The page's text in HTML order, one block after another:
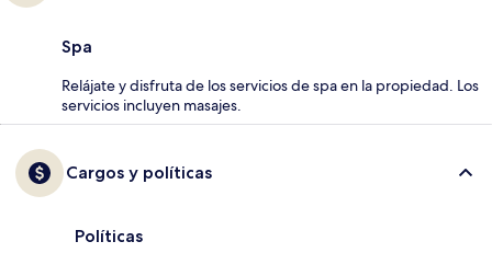
Spa
Relájate y disfruta de los servicios de spa en la propiedad. Los
servicios incluyen masajes.
Cargos y políticas
Políticas